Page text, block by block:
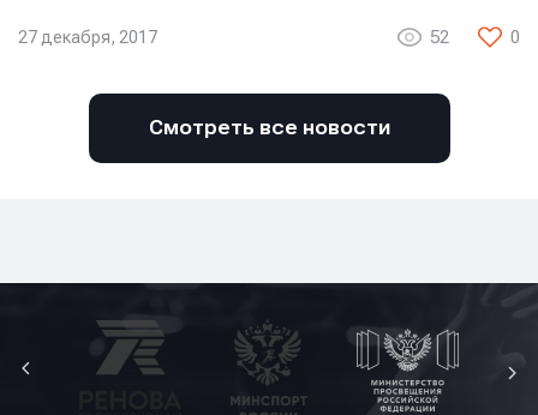
27 декабря, 2017 52 0
Смотреть все новости